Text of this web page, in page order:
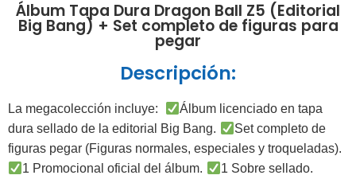
Álbum Tapa Dura Dragon Ball Z5 (Editorial
Big Bang) + Set completo de figuras para
pegar
Descripción:
La megacolección incluye:
Álbum licenciado en tapa
dura sellado de la editorial Big Bang.
Set completo de
figuras pegar (Figuras normales, especiales y troqueladas).
1 Promocional oficial del álbum.
1 Sobre sellado.